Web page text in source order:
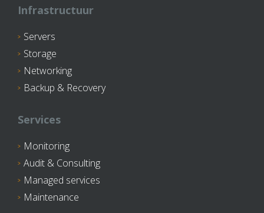
Infrastructuur
Servers
Storage
Networking
Backup & Recovery
Services
Monitoring
Audit & Consulting
Managed services
Maintenance